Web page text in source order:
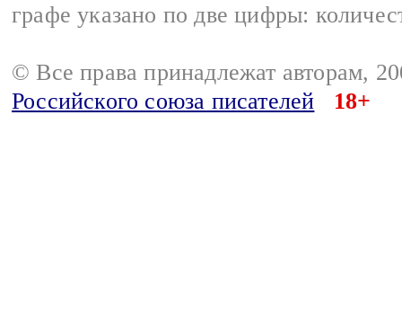
графе указано по две цифры:
© Все права принадлежат авторам,
Российского союза писателей
18+